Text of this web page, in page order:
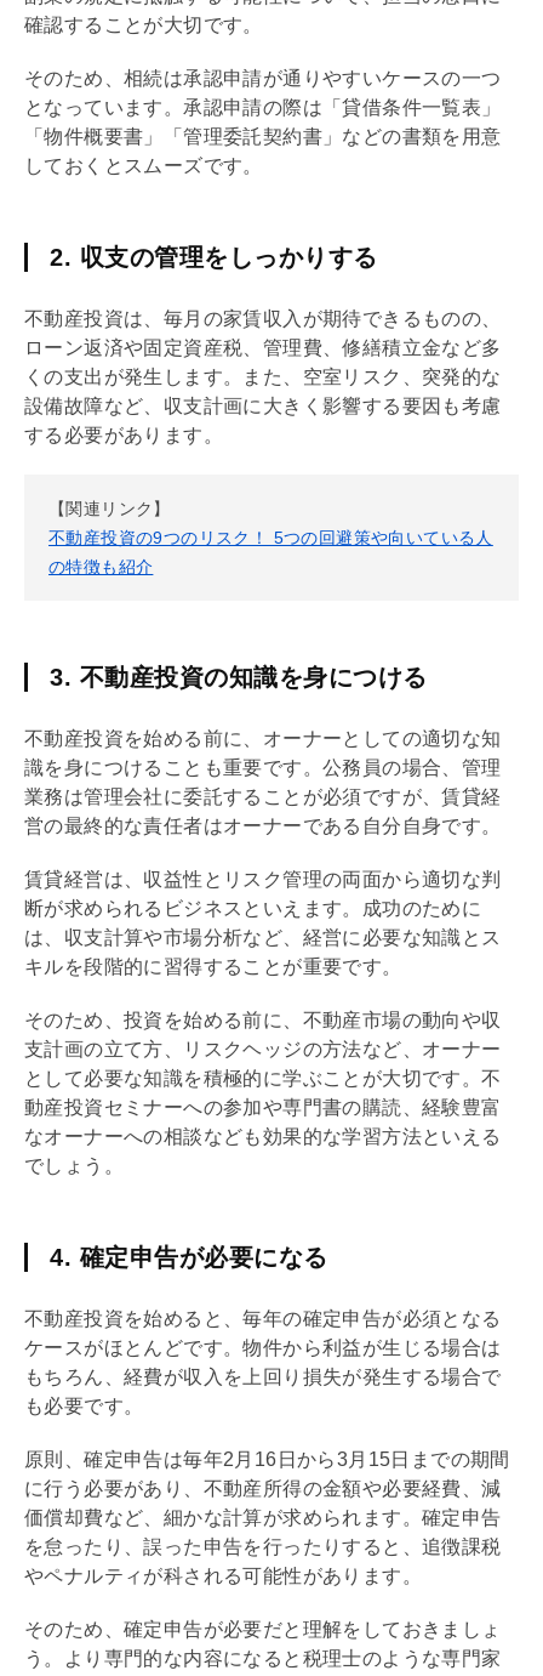
確認することが大切です。
そのため、相続は承認申請が通りやすいケースの一つ
となっています。承認申請の際は「貸借条件一覧表」
「物件概要書」「管理委託契約書」などの書類を用意
しておくとスムーズです。
2. 収支の管理をしっかりする
不動産投資は、毎月の家賃収入が期待できるものの、
ローン返済や固定資産税、 管理費、修繕積立金など多
くの支出が発生します。また、空室リスク、突発的な
設備故障など、収支計画に大きく影響する要因も考慮
する必要があります。
【関連リンク】
不動産投資の9つのリスク！ 5つの回避策や向いている人
の特徴も紹介
3. 不動産投資の知識を身につける
不動産投資を始める前に、オーナーとしての適切な知
識を身につけることも重要です。公務員の場合、管理
業務は管理会社に委託することが必須ですが、賃貸経
営の最終的な責任者はオーナーである自分自身です。
賃貸経営は、収益性とリスク管理の両面から適切な判
断が求められるビジネスといえます。成功のために
は、収支計算や市場分析など、経営に必要な知識とス
キルを段階的に習得することが重要です。
そのため、投資を始める前に、不動産市場の動向や収
支計画の立て方、リスクヘッジの方法など、オーナー
として必要な知識を積極的に学ぶことが大切です。不
動産投資セミナーへの参加や専門書の購読、経験豊富
なオーナーへの相談なども効果的な学習方法といえる
でしょう。
4. 確定申告が必要になる
不動産投資を始めると、毎年の確定申告が必須となる
ケースがほとんどです。物件から利益が生じる場合は
もちろん、経費が収入を上回り損失が発生する場合で
も必要です。
原則、確定申告は毎年2月16日から3月15日までの期間
に行う必要があり、不動産所得の金額や必要経費、減
価償却費など、細かな計算が求められます。確定申告
を怠ったり、誤った申告を行ったりすると、追徴課税
やペナルティが科される可能性があります。
そのため、確定申告が必要だと理解をしておきましょ
う。より専門的な内容になると税理士のような専門家